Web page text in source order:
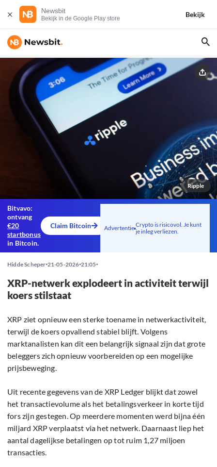
Newsbit
Bekijk in de Google Play store
Bekijk
Ripple
Bitvavo:
ontvang
€20
startbonus
in Bitcoin.
Claim Bitcoin Advertentie Crypto is risicovol. Je kunt
je inleg verliezen.
Hidde Scheper 21-05-2026 21:05
XRP-netwerk explodeert in activiteit terwijl
koers stilstaat
XRP ziet opnieuw een sterke toename in netwerkactiviteit,
terwijl de koers opvallend stabiel blijft. Volgens
marktanalisten kan dit een belangrijk signaal zijn dat grote
beleggers zich opnieuw voorbereiden op een mogelijke
prijsbeweging.
Uit recente gegevens van de XRP Ledger blijkt dat zowel
het transactievolume als het betalingsverkeer in korte tijd
fors zijn gestegen. Op meerdere momenten werd bijna één
miljard XRP verplaatst via het netwerk. Daarnaast liep het
aantal dagelijkse betalingen op tot ruim 1,27 miljoen
transacties.